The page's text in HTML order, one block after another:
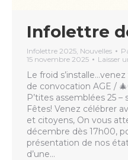
Infolettre
Infolettre 2025, Nouvelles
15 novembre 2025
Laisser
Le froid
de convocation AGE /
P’tites assemblées 25
Fêtes! Venez célébrer
et citoyens, On vous
décembre dès 17h00,
présentation de nos
d’une…